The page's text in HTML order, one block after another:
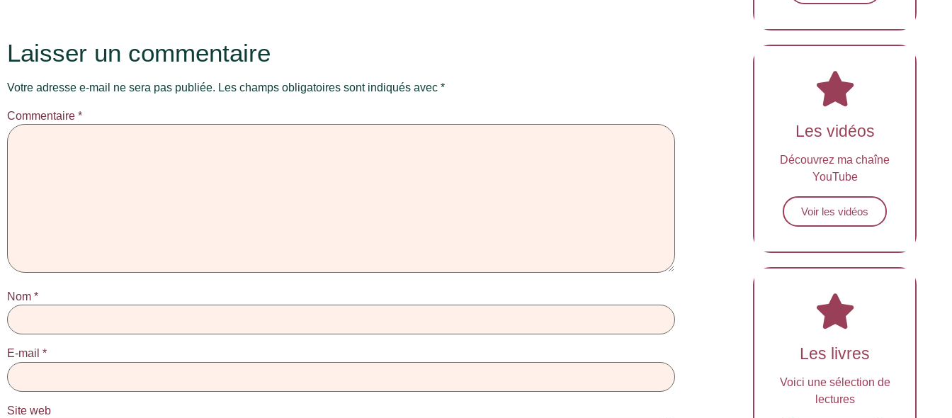
Laisser un commentaire
Votre adresse e-mail ne sera pas publiée. Les champs obligatoires sont indiqués avec *
Commentaire *
Nom *
E-mail *
Site web
Les vidéos
Découvrez ma chaîne
YouTube
Voir les vidéos
Les livres
Voici une sélection de
lectures